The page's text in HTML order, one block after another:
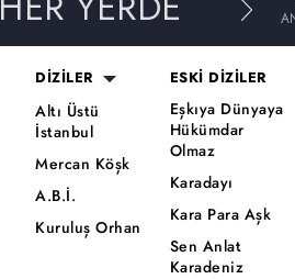
DİZİLER
Altı Üstü
İstanbul
Mercan Köşk
A.B.İ.
Kuruluş Orhan
ESKİ DİZİLER
Eşkıya Dünyaya
Hükümdar
Olmaz
Karadayı
Kara Para Aşk
Sen Anlat
Karadeniz